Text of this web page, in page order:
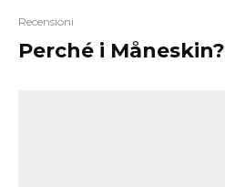
Recensioni
Perché i Måneskin?